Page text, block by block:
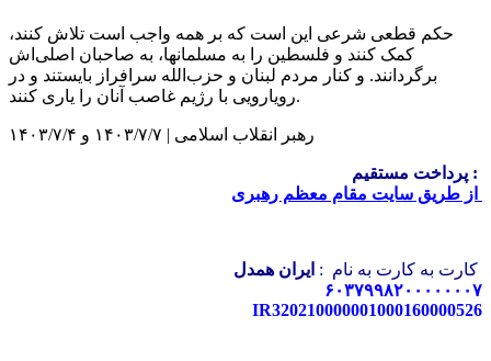
حکم قطعی شرعی این است که بر همه واجب است تلاش کنند،
کمک کنند و فلسطین را به مسلمانها، به صاحبان اصلی‌اش
برگردانند. و کنار مردم لبنان و حزب‌الله سرافراز بایستند و در
رویارویی با رژیم غاصب آنان را یاری کنند.
رهبر انقلاب اسلامی | ۱۴۰۳/۷/۷ و ۱۴۰۳/۷/۴
پرداخت مستقیم :
کارت به کارت به نام :
۶۰۳۷۹۹۸۲۰۰۰۰۰۰۰۷
IR320210000001000160000526